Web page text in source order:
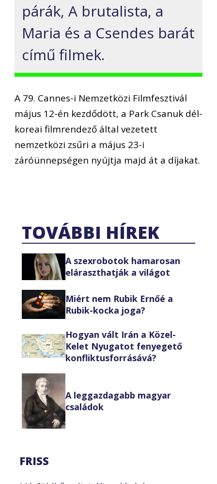
párák, A brutalista, a
Maria és a Csendes barát
című filmek.
A 79. Cannes-i Nemzetközi Filmfesztivál
május 12-én kezdődött, a Park Csanuk dél-
koreai filmrendező által vezetett
nemzetközi zsűri a május 23-i
záróünnepségen nyújtja majd át a díjakat.
TOVÁBBI HÍREK
A szexrobotok hamarosan
eláraszthatják a világot
Miért nem Rubik Ernőé a
Rubik-kocka joga?
Hogyan vált Irán a Közel-
Kelet Nyugatot fenyegető
konfliktusforrásává?
A leggazdagabb magyar
családok
FRISS